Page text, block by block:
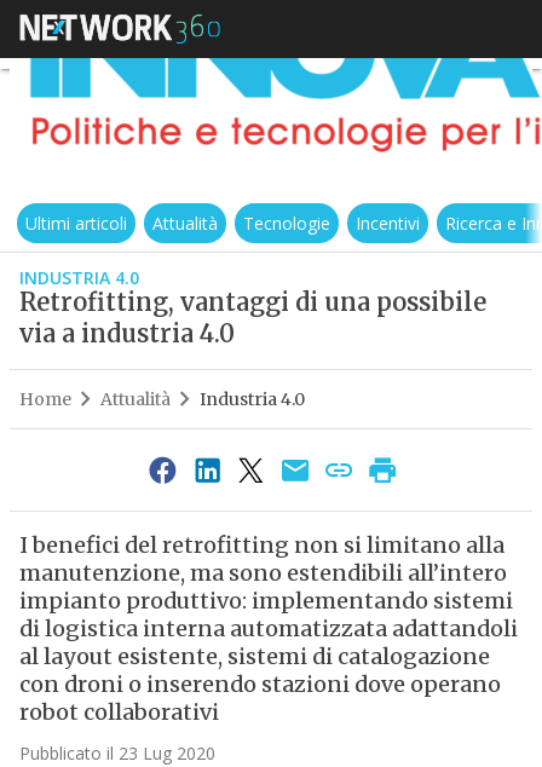
Ultimi articoli Attualità Tecnologie Incentivi Ricerca e
INDUSTRIA 4.0
Retrofitting, vantaggi di una possibile
via a industria 4.0
Home Attualità Industria 4.0
I benefici del retrofitting non si limitano alla
manutenzione, ma sono estendibili all’intero
impianto produttivo: implementando sistemi
di logistica interna automatizzata adattandoli
al layout esistente, sistemi di catalogazione
con droni o inserendo stazioni dove operano
robot collaborativi
Pubblicato il 23 Lug 2020